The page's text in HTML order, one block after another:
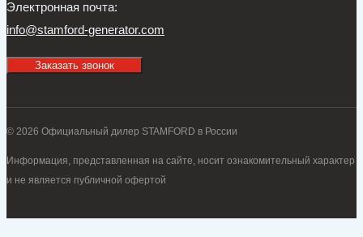
Электронная почта:
info@stamford-generator.com
Заказать звонок
© 2026 Официальный дилер STAMFORD в России
Информация, представленная на сайте, носит ознакомительный характер
и не является публичной офертой